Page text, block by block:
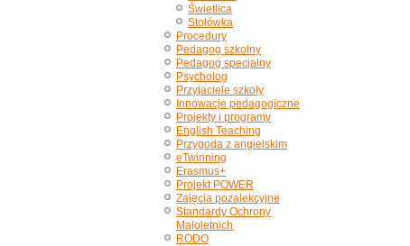
Świetlica
Stołówka
Procedury
Pedagog szkolny
Pedagog specjalny
Psycholog
Przyjaciele szkoły
Innowacje pedagogiczne
Projekty i programy
English Teaching
Przygoda z angielskim
eTwinning
Erasmus+
Projekt POWER
Zajęcia pozalekcyjne
Standardy Ochrony
Małoletnich
RODO